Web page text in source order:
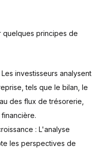
quelques principes de
investisseurs analysent
tels que le bilan, le
des flux de trésorerie,
: L'analyse
les perspectives de